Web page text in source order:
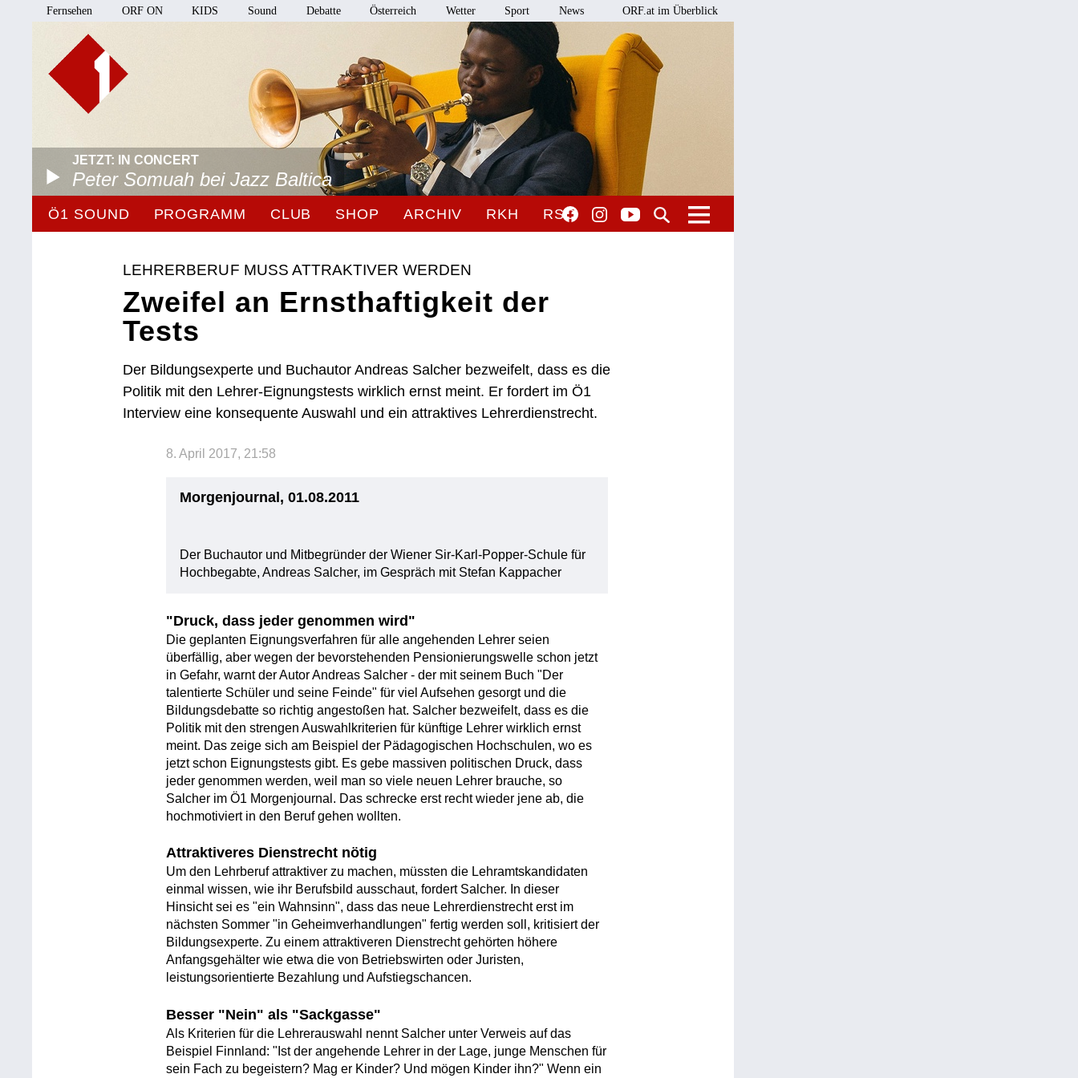
Fernsehen ORF ON KIDS Sound Debatte Österreich Wetter Sport News ORF.at im Überblick
JETZT: IN CONCERT
Peter Somuah bei Jazz Baltica
Ö1 SOUND PROGRAMM CLUB SHOP ARCHIV RKH RSO
LEHRERBERUF MUSS ATTRAKTIVER WERDEN
Zweifel an Ernsthaftigkeit der
Tests
Der Bildungsexperte und Buchautor Andreas Salcher bezweifelt, dass es die
Politik mit den Lehrer-Eignungstests wirklich ernst meint. Er fordert im Ö1
Interview eine konsequente Auswahl und ein attraktives Lehrerdienstrecht.
8. April 2017, 21:58
Morgenjournal, 01.08.2011
Der Buchautor und Mitbegründer der Wiener Sir-Karl-Popper-Schule für
Hochbegabte, Andreas Salcher, im Gespräch mit Stefan Kappacher
"Druck, dass jeder genommen wird"
Die geplanten Eignungsverfahren für alle angehenden Lehrer seien
überfällig, aber wegen der bevorstehenden Pensionierungswelle schon jetzt
in Gefahr, warnt der Autor Andreas Salcher - der mit seinem Buch "Der
talentierte Schüler und seine Feinde" für viel Aufsehen gesorgt und die
Bildungsdebatte so richtig angestoßen hat. Salcher bezweifelt, dass es die
Politik mit den strengen Auswahlkriterien für künftige Lehrer wirklich ernst
meint. Das zeige sich am Beispiel der Pädagogischen Hochschulen, wo es
jetzt schon Eignungstests gibt. Es gebe massiven politischen Druck, dass
jeder genommen werden, weil man so viele neuen Lehrer brauche, so
Salcher im Ö1 Morgenjournal. Das schrecke erst recht wieder jene ab, die
hochmotiviert in den Beruf gehen wollten.
Attraktiveres Dienstrecht nötig
Um den Lehrberuf attraktiver zu machen, müssten die Lehramtskandidaten
einmal wissen, wie ihr Berufsbild ausschaut, fordert Salcher. In dieser
Hinsicht sei es "ein Wahnsinn", dass das neue Lehrerdienstrecht erst im
nächsten Sommer "in Geheimverhandlungen" fertig werden soll, kritisiert der
Bildungsexperte. Zu einem attraktiveren Dienstrecht gehörten höhere
Anfangsgehälter wie etwa die von Betriebswirten oder Juristen,
leistungsorientierte Bezahlung und Aufstiegschancen.
Besser "Nein" als "Sackgasse"
Als Kriterien für die Lehrerauswahl nennt Salcher unter Verweis auf das
Beispiel Finnland: "Ist der angehende Lehrer in der Lage, junge Menschen für
sein Fach zu begeistern? Mag er Kinder? Und mögen Kinder ihn?" Wenn ein